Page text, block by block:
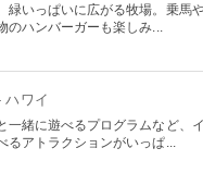
緑いっぱいに広がる牧場。乗馬
のハンバーガーも楽しみ...
ハワイ
一緒に遊べるプログラムなど、
るアトラクションがいっぱ...